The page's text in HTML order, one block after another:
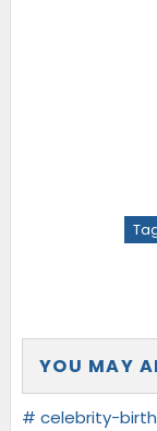
YOU MAY
# celebrity-